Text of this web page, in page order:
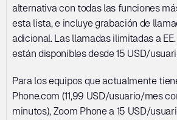
alternativa con todas las funciones
esta lista, e incluye grabación de
adicional. Las llamadas ilimitadas a
están disponibles desde 15 USD/
Para los equipos que actualmente
Phone.com (11,99 USD/usuario/mes
minutos), Zoom Phone a 15 USD/